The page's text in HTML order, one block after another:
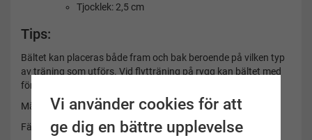
Tjocklek: 2,5 cm
Tips:
Bältet kan placeras både fram och bak beroende på vilken typ
av träning som utförs. Vid flytträning på rygg kan bältet med
fördel placeras på magen för extra stöd och balans i vattnet.
Märke: Soak
Färg: Svart
Vi använder cookies för att
ge dig en bättre upplevelse